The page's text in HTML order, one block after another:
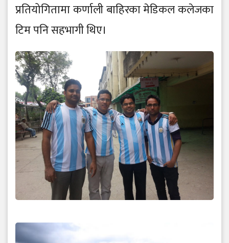
प्रतियोगितामा कर्णाली बाहिरका मेडिकल कलेजका
टिम पनि सहभागी थिए।